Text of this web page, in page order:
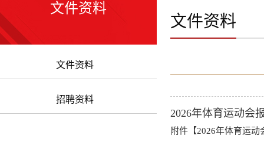
文件资料
文件资料
招聘资料
文件资料
2026年体育运动会
附件【2026年体育运动